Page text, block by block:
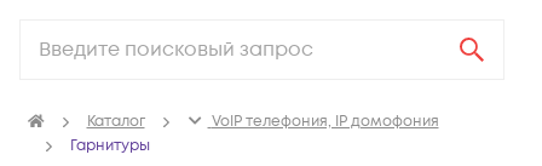
Каталог
VoIP телефония, IP домофония
Гарнитуры